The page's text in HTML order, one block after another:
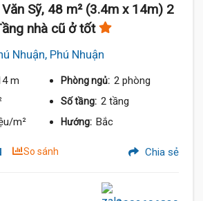
Sỹ, 48 m² (3.4m x 14m) 2
nhà cũ ở tốt
Nhuận, Phú Nhuận
m Phòng ngủ: 2 phòng
Số tầng: 2 tầng
m² Hướng: Bắc
So sánh Chia sẻ